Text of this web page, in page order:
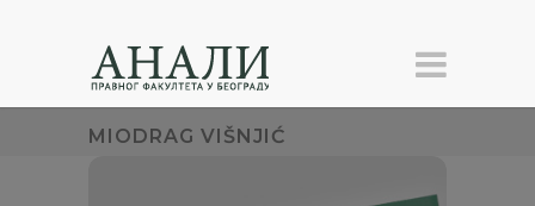
MIODRAG VIŠNJIĆ